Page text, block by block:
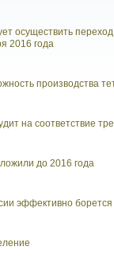
осуществить
2016 года
производства
на соответствие
до 2016 года
эффективно борется